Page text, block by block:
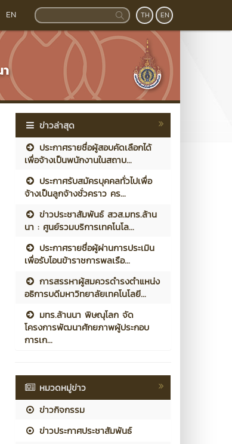
EN TH EN
ข่าวล่าสุด
ประกาศรายชื่อผู้สอบคัดเลือกได้
เพื่อจ้างเป็นพนักงานในสถาบ...
ประกาศรับสมัครบุคคลทั่วไปเพื่อ
จ้างเป็นลูกจ้างชั่วคราว คร...
ข่าวประชาสัมพันธ์ สวส.มทร.ล้าน
นา : ศูนย์รวมบริการเทคโนโล...
ประกาศรายชื่อผู้ผ่านการประเมิน
เพื่อรับโอนข้าราชการพลเรือ...
การสรรหาผู้สมควรดำรงตำแหน่ง
อธิการบดีมหาวิทยาลัยเทคโนโลยี...
มทร.ล้านนา พิษณุโลก จัด
โครงการพัฒนาศักยภาพผู้ประกอบ
การเก...
หมวดหมู่ข่าว
ข่าวกิจกรรม
ข่าวประกาศประชาสัมพันธ์